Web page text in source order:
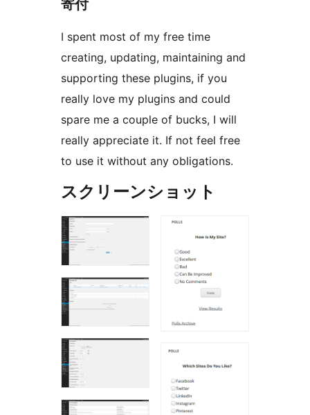
寄付
I spent most of my free time
creating, updating, maintaining and
supporting these plugins, if you
really love my plugins and could
spare me a couple of bucks, I will
really appreciate it. If not feel free
to use it without any obligations.
スクリーンショット